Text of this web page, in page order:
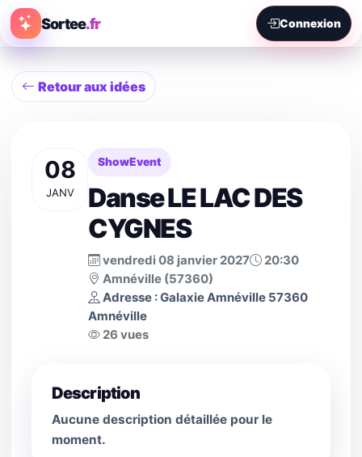
Sortee.fr Connexion
Retour aux idées
08
JANV
ShowEvent
Danse LE LAC DES
CYGNES
vendredi 08 janvier 2027
20:30
Amnéville (57360)
Adresse : Galaxie Amnéville 57360
Amnéville
26 vues
Description
Aucune description détaillée pour le
moment.